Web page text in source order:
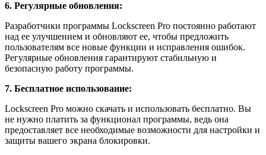
6. Регулярные обновления:
Разработчики программы Lockscreen Pro постоянно работают
над ее улучшением и обновляют ее, чтобы предложить
пользователям все новые функции и исправления ошибок.
Регулярные обновления гарантируют стабильную и
безопасную работу программы.
7. Бесплатное использование:
Lockscreen Pro можно скачать и использовать бесплатно. Вы
не нужно платить за функционал программы, ведь она
предоставляет все необходимые возможности для настройки и
защиты вашего экрана блокировки.